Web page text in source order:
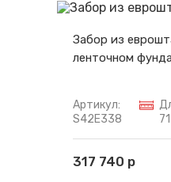
Забор из
ленточном
Артикул:
S42E338
317 740 р